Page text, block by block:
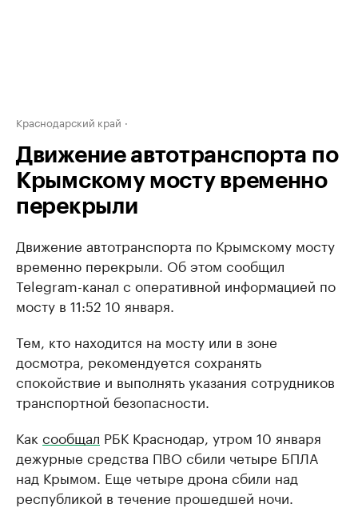
Краснодарский край
Движение автотранспорта по
Крымскому мосту временно
перекрыли
Движение автотранспорта по Крымскому мосту
временно перекрыли. Об этом сообщил
Telegram-канал с оперативной информацией по
мосту в 11:52 10 января.
Тем, кто находится на мосту или в зоне
досмотра, рекомендуется сохранять
спокойствие и выполнять указания сотрудников
транспортной безопасности.
Как сообщал РБК Краснодар, утром 10 января
дежурные средства ПВО сбили четыре БПЛА
над Крымом. Еще четыре дрона сбили над
республикой в течение прошедшей ночи.